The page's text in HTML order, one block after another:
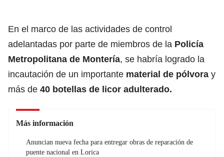
En el marco de las actividades de control
adelantadas por parte de miembros de la Policía
Metropolitana de Montería, se habría logrado la
incautación de un importante material de pólvora y
más de 40 botellas de licor adulterado.
Más información
Anuncian nueva fecha para entregar obras de reparación de
puente nacional en Lorica